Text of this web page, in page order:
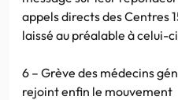
appels directs des Centres
laissé au préalable à celui-
6 – Grève des médecins
rejoint enfin le mouvement